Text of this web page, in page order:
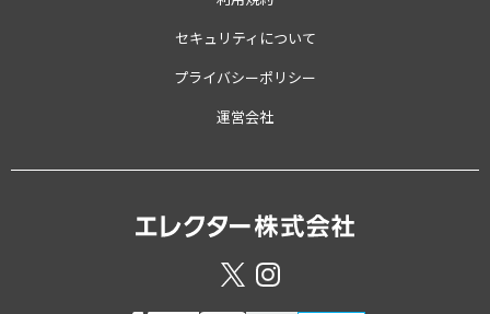
セキュリティについて
プライバシーポリシー
運営会社